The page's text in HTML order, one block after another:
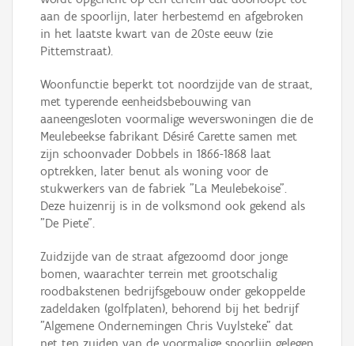
aan de spoorlijn, later herbestemd en afgebroken
in het laatste kwart van de 20ste eeuw (zie
Pittemstraat).
Woonfunctie beperkt tot noordzijde van de straat,
met typerende eenheidsbebouwing van
aaneengesloten voormalige weverswoningen die de
Meulebeekse fabrikant Désiré Carette samen met
zijn schoonvader Dobbels in 1866-1868 laat
optrekken, later benut als woning voor de
stukwerkers van de fabriek "La Meulebekoise".
Deze huizenrij is in de volksmond ook gekend als
"De Piete".
Zuidzijde van de straat afgezoomd door jonge
bomen, waarachter terrein met grootschalig
roodbakstenen bedrijfsgebouw onder gekoppelde
zadeldaken (golfplaten), behorend bij het bedrijf
"Algemene Ondernemingen Chris Vuylsteke" dat